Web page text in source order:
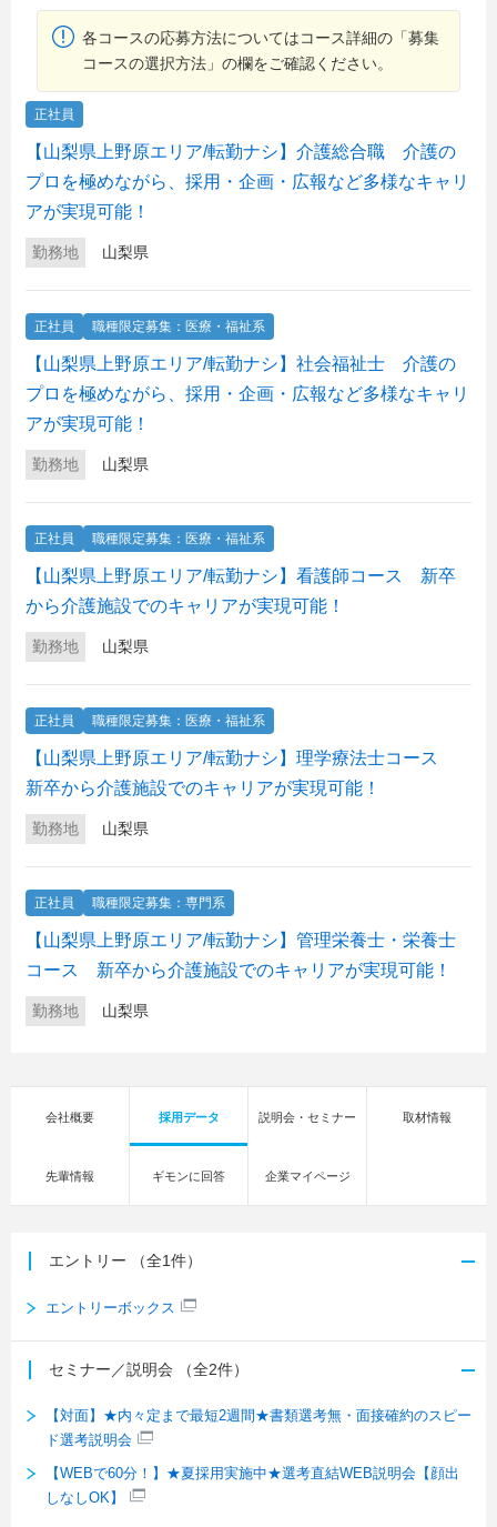
各コースの応募方法についてはコース詳細の「募集
コースの選択方法」の欄をご確認ください。
正社員
【山梨県上野原エリア/転勤ナシ】介護総合職 介護の
プロを極めながら、採用・企画・広報など多様なキャリ
アが実現可能！
勤務地 山梨県
正社員 職種限定募集：医療・福祉系
【山梨県上野原エリア/転勤ナシ】社会福祉士 介護の
プロを極めながら、採用・企画・広報など多様なキャリ
アが実現可能！
勤務地 山梨県
正社員 職種限定募集：医療・福祉系
【山梨県上野原エリア/転勤ナシ】看護師コース 新卒
から介護施設でのキャリアが実現可能！
勤務地 山梨県
正社員 職種限定募集：医療・福祉系
【山梨県上野原エリア/転勤ナシ】理学療法士コース
新卒から介護施設でのキャリアが実現可能！
勤務地 山梨県
正社員 職種限定募集：専門系
【山梨県上野原エリア/転勤ナシ】管理栄養士・栄養士
コース 新卒から介護施設でのキャリアが実現可能！
勤務地 山梨県
会社概要 採用データ 説明会・セミナー 取材情報
先輩情報 ギモンに回答 企業マイページ
エントリー （全1件）
エントリーボックス
セミナー／説明会 （全2件）
【対面】★内々定まで最短2週間★書類選考無・面接確約のスピー
ド選考説明会
【WEBで60分！】★夏採用実施中★選考直結WEB説明会【顔出
しなしOK】